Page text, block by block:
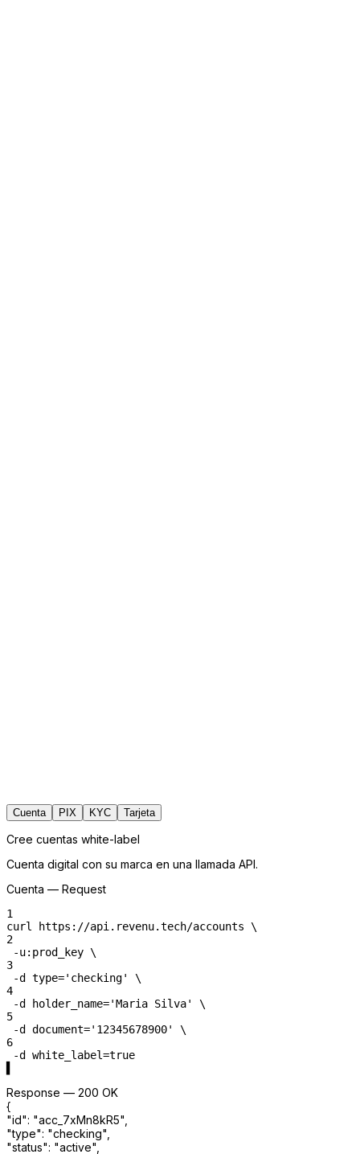
Del onboarding al pago,
Cuenta PIX KYC Tarjeta
Cree cuentas white-label
Cuenta digital con su marca en una llamada API.
Cuenta — Request
1
curl
https://api.revenu.tech/accounts \
2
-u:prod_key \
3
-d type='checking'
\
4
-d holder_name='Maria Silva'
\
5
-d document='12345678900'
\
6
-d white_label=true
Response — 200 OK
{
"id": "acc_7xMn8kR5"
"type": "checking"
"status": "active"